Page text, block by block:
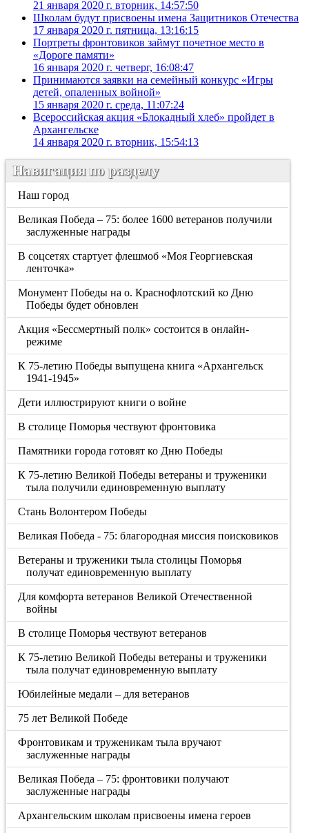
21 января 2020 г. вторник, 14:57:50
Школам будут присвоены имена Защитников Отечества
17 января 2020 г. пятница, 13:16:15
Портреты фронтовиков займут почетное место в
«Дороге памяти»
16 января 2020 г. четверг, 16:08:47
Принимаются заявки на семейный конкурс «Игры
детей, опаленных войной»
15 января 2020 г. среда, 11:07:24
Всероссийская акция «Блокадный хлеб» пройдет в
Архангельске
14 января 2020 г. вторник, 15:54:13
Навигация по разделу
Наш город
Великая Победа – 75: более 1600 ветеранов получили
заслуженные награды
В соцсетях стартует флешмоб «Моя Георгиевская
ленточка»
Монумент Победы на о. Краснофлотский ко Дню
Победы будет обновлен
Акция «Бессмертный полк» состоится в онлайн-
режиме
К 75-летию Победы выпущена книга «Архангельск
1941-1945»
Дети иллюстрируют книги о войне
В столице Поморья чествуют фронтовика
Памятники города готовят ко Дню Победы
К 75-летию Великой Победы ветераны и труженики
тыла получили единовременную выплату
Стань Волонтером Победы
Великая Победа - 75: благородная миссия поисковиков
Ветераны и труженики тыла столицы Поморья
получат единовременную выплату
Для комфорта ветеранов Великой Отечественной
войны
В столице Поморья чествуют ветеранов
К 75-летию Великой Победы ветераны и труженики
тыла получат единовременную выплату
Юбилейные медали – для ветеранов
75 лет Великой Победе
Фронтовикам и труженикам тыла вручают
заслуженные награды
Великая Победа – 75: фронтовики получают
заслуженные награды
Архангельским школам присвоены имена героев